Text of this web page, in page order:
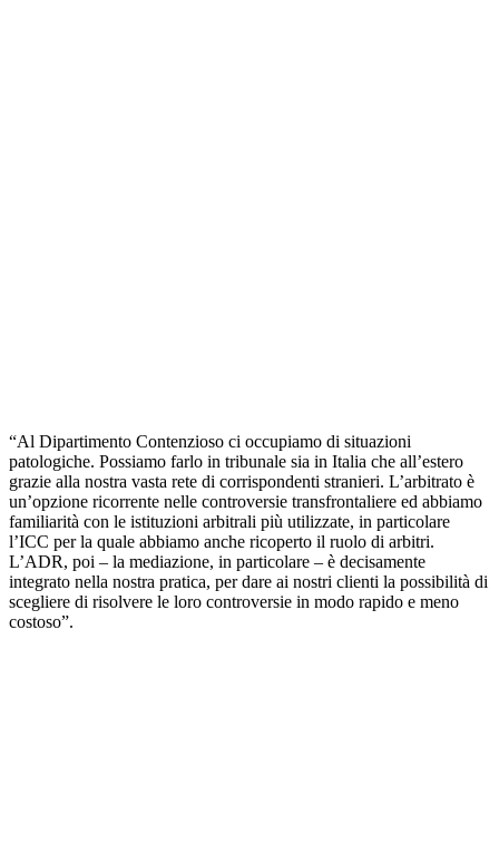
“Al Dipartimento Contenzioso ci occupiamo di situazioni
patologiche. Possiamo farlo in tribunale sia in Italia che all’estero
grazie alla nostra vasta rete di corrispondenti stranieri. L’arbitrato è
un’opzione ricorrente nelle controversie transfrontaliere ed abbiamo
familiarità con le istituzioni arbitrali più utilizzate, in particolare
l’ICC per la quale abbiamo anche ricoperto il ruolo di arbitri.
L’ADR, poi – la mediazione, in particolare – è decisamente
integrato nella nostra pratica, per dare ai nostri clienti la possibilità di
scegliere di risolvere le loro controversie in modo rapido e meno
costoso”.